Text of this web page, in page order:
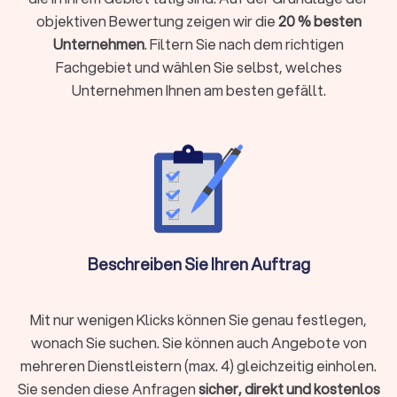
Bewertungen für Beratungen
Kosten für die Beratung zur Baufinanzierung
Expertise und Spezialisierung für die
Für die Baufinanzierung in Ihrer Nähe gibt es sicherlich
zahlreiche Anbieter. Doch welcher Experte der individuell
richtige ist, zeigt sich in der Kombination aus Ihrem Anliegen
und der Spezialisierung des Beraters. So können Sie mit der
guten Baufinanzierung Zinsen sparen, mit der
Immobilienfinanzierung die Erst- und Folgefinanzierung über
Kredite optimal gestalten, Investitionen für Renovierung und
Finanzberatung
Qualifikation und Erfahrung
Die Finanzbranche ist schnelllebig und die Berufsbezeichnung
objektiven Bewertung zeigen wir die20 % besten
Unternehmen. Filtern Sie nach dem richtigen
Fachgebiet und wählen Sie selbst, welches
Unternehmen Ihnen am besten gefällt.
Beschreiben Sie Ihren Auftrag
Mit nur wenigen Klicks können Sie genau festlegen,
wonach Sie suchen. Sie können auch Angebote von
mehreren Dienstleistern (max. 4) gleichzeitig einholen.
Sie senden diese Anfragensicher, direkt und kostenlos